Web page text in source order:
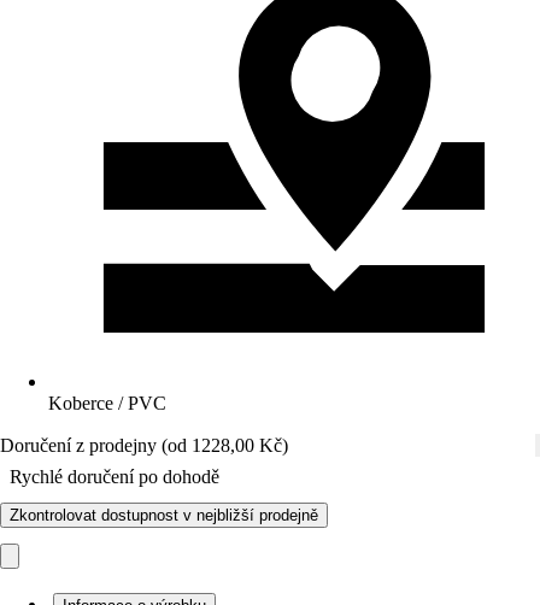
Koberce / PVC
Doručení z prodejny (od 1228,00 Kč)
Rychlé doručení po dohodě
Zkontrolovat dostupnost v nejbližší prodejně